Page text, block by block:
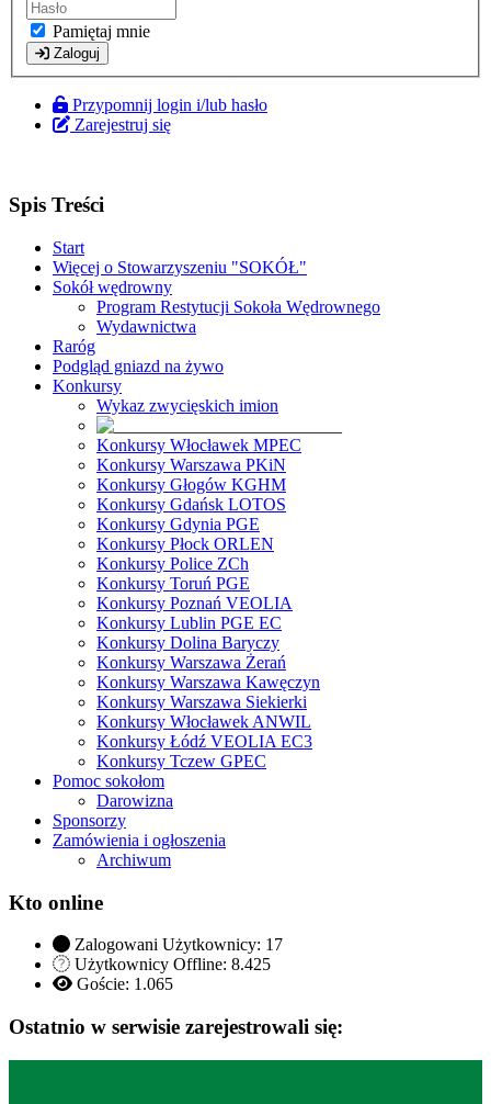
Pamiętaj mnie
Zaloguj
Przypomnij login i/lub hasło
Zarejestruj się
Spis Treści
Start
Więcej o Stowarzyszeniu "SOKÓŁ"
Sokół wędrowny
Program Restytucji Sokoła Wędrownego
Wydawnictwa
Raróg
Podgląd gniazd na żywo
Konkursy
Wykaz zwycięskich imion
Konkursy Włocławek MPEC
Konkursy Warszawa PKiN
Konkursy Głogów KGHM
Konkursy Gdańsk LOTOS
Konkursy Gdynia PGE
Konkursy Płock ORLEN
Konkursy Police ZCh
Konkursy Toruń PGE
Konkursy Poznań VEOLIA
Konkursy Lublin PGE EC
Konkursy Dolina Baryczy
Konkursy Warszawa Żerań
Konkursy Warszawa Kawęczyn
Konkursy Warszawa Siekierki
Konkursy Włocławek ANWIL
Konkursy Łódź VEOLIA EC3
Konkursy Tczew GPEC
Pomoc sokołom
Darowizna
Sponsorzy
Zamówienia i ogłoszenia
Archiwum
Kto online
Zalogowani Użytkownicy: 17
Użytkownicy Offline: 8.425
Goście: 1.065
Ostatnio w serwisie zarejestrowali się: